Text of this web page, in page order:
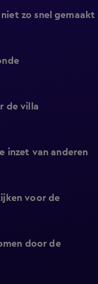
zo snel gemaakt
de villa
inzet van anderen
voor de
door de